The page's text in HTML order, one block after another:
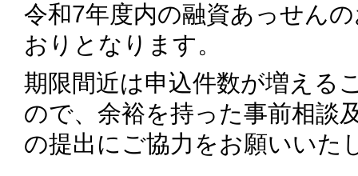
令和7年度内の融資あっせん
おりとなります。
期限間近は申込件数が増える
ので、余裕を持った事前相談
の提出にご協力をお願いいた